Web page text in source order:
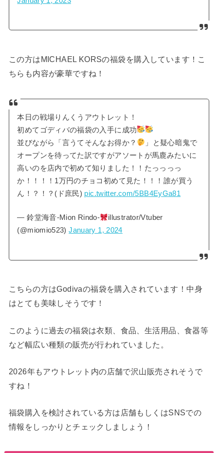
この方はMICHAEL KORSの福袋を購入しています！こ
ちらも内容が豪華ですね！
本日の戦場りんくうアウトレット！
初めてゴディバの福袋の入手に成功
並びながら「言うてそんなお得か？
」と疑心暗鬼で
オープンを待ってた訳ですがアソートが馬鹿みたいに
高いのを店内で初めて知りました！！たっっっっ
か！！！！1万円のチョコ初めて見た！！！誰が買う
ん！？！？(ド庶民) pic.twitter.com/5BB4EyGa81
— 鈴堂海音-Mion Rindo-
illustrator/Vtuber
(@miomio523)January 1, 2024
こちらの方はGodivaの福袋を購入されています！中身
はとても美味しそうです！
このように過去の福袋は衣類、食品、生活用品、食器等
など幅広い種類の販売が行われていました。
2026年もアウトレット内の店舗で沢山販売されそうで
すね！
福袋購入を検討されている方は店舗もしくはSNSでの
情報をしっかりとチェックしましょう！